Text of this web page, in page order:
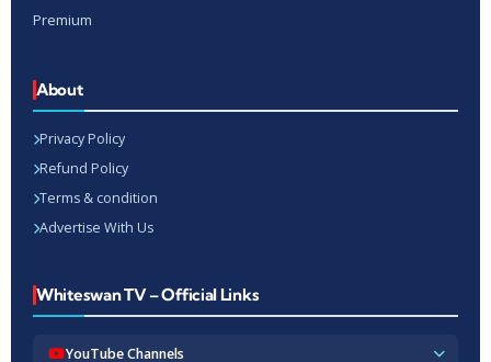
Premium
About
Privacy Policy
Refund Policy
Terms & condition
Advertise With Us
Whiteswan TV – Official Links
YouTube Channels